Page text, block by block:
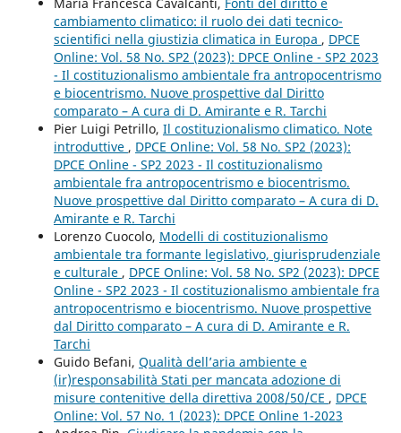
cambiamento climatico: il ruolo dei dati tecnico-
scientifici nella giustizia climatica in Europa , DPCE
Online: Vol. 58 No. SP2 (2023): DPCE Online - SP2 2023
- Il costituzionalismo ambientale fra antropocentrismo
e biocentrismo. Nuove prospettive dal Diritto
comparato – A cura di D. Amirante e R. Tarchi
Pier Luigi Petrillo, Il costituzionalismo climatico. Note
introduttive , DPCE Online: Vol. 58 No. SP2 (2023):
DPCE Online - SP2 2023 - Il costituzionalismo
ambientale fra antropocentrismo e biocentrismo.
Nuove prospettive dal Diritto comparato – A cura di D.
Amirante e R. Tarchi
Lorenzo Cuocolo, Modelli di costituzionalismo
ambientale tra formante legislativo, giurisprudenziale
e culturale , DPCE Online: Vol. 58 No. SP2 (2023): DPCE
Online - SP2 2023 - Il costituzionalismo ambientale fra
antropocentrismo e biocentrismo. Nuove prospettive
dal Diritto comparato – A cura di D. Amirante e R.
Tarchi
Guido Befani, Qualità dell’aria ambiente e
(ir)responsabilità Stati per mancata adozione di
misure contenitive della direttiva 2008/50/CE , DPCE
Online: Vol. 57 No. 1 (2023): DPCE Online 1-2023